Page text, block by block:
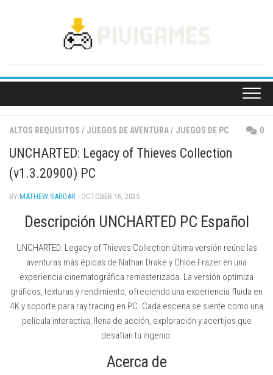
ALTOS REQUISITOS / JUEGOS DE AVENTURA/ JUEGOS DE PC 0
UNCHARTED: Legacy of Thieves Collection
(v1.3.20900) PC
BY MATHEW SARDAR · OCTOBER 16, 2025
Descripción UNCHARTED PC Español
UNCHARTED: Legacy of Thieves Collection última versión reúne las
aventuras más épicas de Nathan Drake y Chloe Frazer en una
experiencia cinematográfica remasterizada. La versión optimiza
gráficos, texturas y rendimiento, ofreciendo una experiencia fluida en
4K y soporte para ray tracing en PC. Cada escena se siente como una
película interactiva, llena de acción, exploración y acertijos que
desafían tu ingenio.
Acerca de